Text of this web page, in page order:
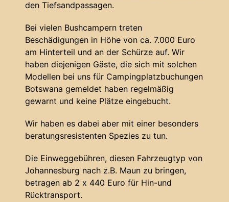
den Tiefsandpassagen.
Bei vielen Bushcampern treten
Beschädigungen in Höhe von ca. 7.000 Euro
am Hinterteil und an der Schürze auf. Wir
haben diejenigen Gäste, die sich mit solchen
Modellen bei uns für Campingplatzbuchungen
Botswana gemeldet haben regelmäßig
gewarnt und keine Plätze eingebucht.
Wir haben es dabei aber mit einer besonders
beratungsresistenten Spezies zu tun.
Die Einweggebühren, diesen Fahrzeugtyp von
Johannesburg nach z.B. Maun zu bringen,
betragen ab 2 x 440 Euro für Hin-und
Rücktransport.